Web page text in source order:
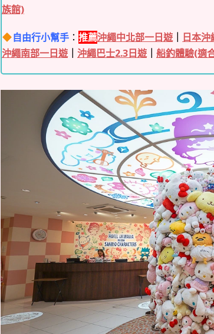
族館)
自由行小幫手 ：推薦沖繩中北部一日遊｜ 日本
沖繩南部一日遊｜ 沖繩巴士2.3日遊｜ 船釣體驗(適